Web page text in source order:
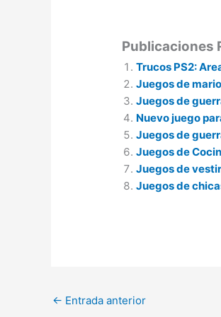
Publicaciones
Trucos PS2:
Juegos de
Juegos de
Nuevo juego
Juegos de
Juegos de
Juegos de
Juegos de
← Entrada anterior